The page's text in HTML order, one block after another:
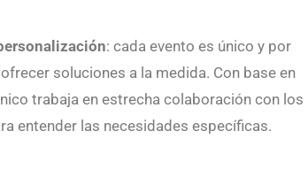
: cada evento es único y por
soluciones a la medida. Con base en
trabaja en estrecha colaboración con los
entender las necesidades específicas.